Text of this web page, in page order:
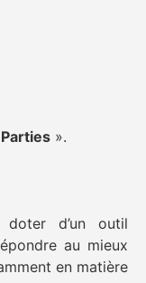
».
d’un outil
au mieux
en matière